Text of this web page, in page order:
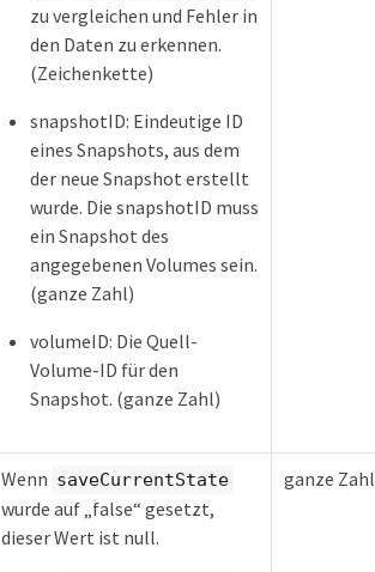
zu vergleichen und Fehler in
den Daten zu erkennen.
(Zeichenkette)
snapshotID: Eindeutige ID
eines Snapshots, aus dem
der neue Snapshot erstellt
wurde. Die snapshotID muss
ein Snapshot des
angegebenen Volumes sein.
(ganze Zahl)
volumeID: Die Quell-
Volume-ID für den
Snapshot. (ganze Zahl)
Wenn saveCurrentState
wurde auf „false“ gesetzt,
dieser Wert ist null.
ganze Zahl